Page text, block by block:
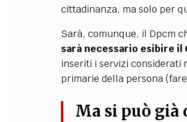
cittadinanza, ma solo per
Sarà, comunque, il Dpcm
sarà necessario esibire il
inseriti i servizi considerati
primarie della persona(fare
Ma si può già